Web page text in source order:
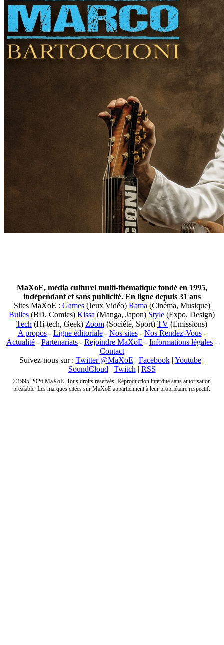
MaXoE, média culturel multi-thématique fondé en 1995,
indépendant et sans publicité. En ligne depuis 31 ans
Sites MaXoE : Games(Jeux Vidéo) Rama (Cinéma, Musique)
Bulles (BD, Comics) Kissa (Manga, Japon) Style (Expo, Design)
Tech (Hi-tech, Geek) Zoom (Société, Sport) TV (Emissions)
A propos- Ligne éditoriale- Nos sites- Nos Rendez-Vous-
Actualité - Partenariats - Rejoindre MaXoE - Informations légales -
Contact
Suivez-nous sur : Twitter @MaXoE | Facebook| Youtube|
SoundCloud | Twitch | RSS
©1995-2026 MaXoE. Tous droits réservés. Reproduction interdite sans autorisation
préalable. Les marques citées sur MaXoE appartiennent à leur propriétaire respectif.